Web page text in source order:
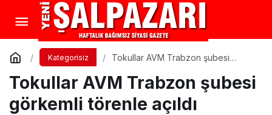
Kategorisiz
Tokullar AVM Trabzon şubesi
Tokullar AVM Trabzon şubesi
görkemli törenle açıldı